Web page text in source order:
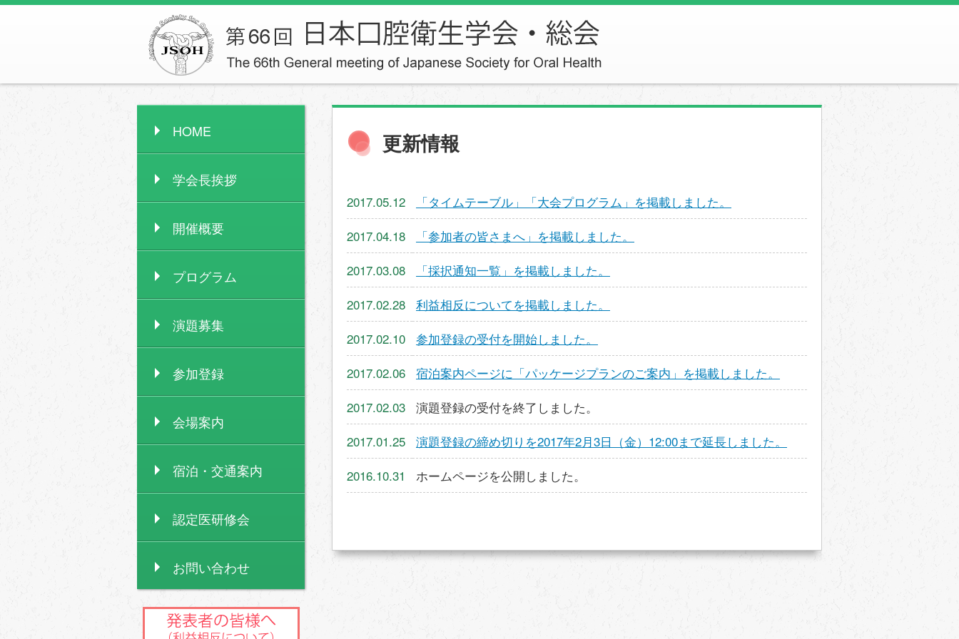
HOME
学会長挨拶
開催概要
プログラム
演題募集
参加登録
会場案内
宿泊・交通案内
認定医研修会
お問い合わせ
更新情報
2017.05.12
「タイムテーブル」「大会プログラム」を掲載しました。
2017.04.18
「参加者の皆さまへ」を掲載しました。
2017.03.08
「採択通知一覧」を掲載しました。
2017.02.28 利益相反についてを掲載しました。
2017.02.10 参加登録の受付を開始しました。
2017.02.06 宿泊案内ページに「パッケージプランのご案内」を掲載しました。
2017.02.03 演題登録の受付を終了しました。
2017.01.25 演題登録の締め切りを2017年2月3日（金）12:00まで延長しました。
2016.10.31
ホームページを公開しました。